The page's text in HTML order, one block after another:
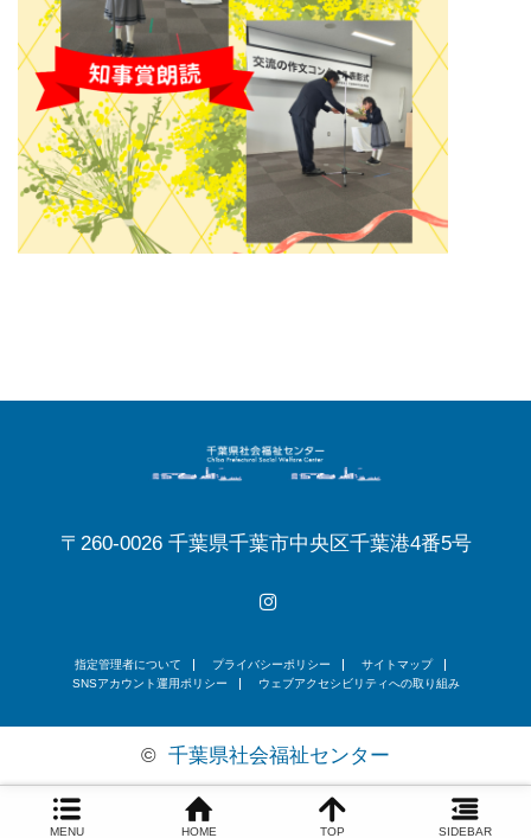
〒260-0026 千葉県千葉市中央区千葉港4番5号
指定管理者について プライバシーポリシー
サイトマップ
SNSアカウント運用ポリシー
ウェブアクセシビリティへの取り組み
MENU HOME TOP SIDEBAR
© 千葉県社会福祉センター